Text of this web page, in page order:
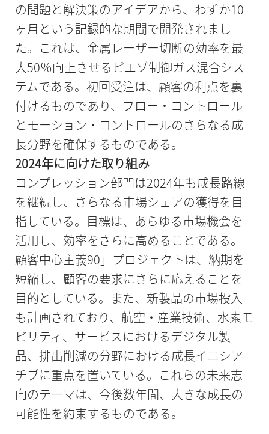
の問題と解決策のアイデアから、わずか10
ヶ月という記録的な期間で開発されまし
た。これは、金属レーザー切断の効率を最
大50％向上させるピエゾ制御ガス混合シス
テムである。初回受注は、顧客の利点を裏
付けるものであり、フロー・コントロール
とモーション・コントロールのさらなる成
長分野を確保するものである。
2024年に向けた取り組み
コンプレッション部門は2024年も成長路線
を継続し、さらなる市場シェアの獲得を目
指している。目標は、あらゆる市場機会を
活用し、効率をさらに高めることである。
顧客中心主義90」プロジェクトは、納期を
短縮し、顧客の要求にさらに応えることを
目的としている。また、新製品の市場投入
も計画されており、航空・産業技術、水素モ
ビリティ、サービスにおけるデジタル製
品、排出削減の分野における成長イニシア
チブに重点を置いている。これらの未来志
向のテーマは、今後数年間、大きな成長の
可能性を約束するものである。